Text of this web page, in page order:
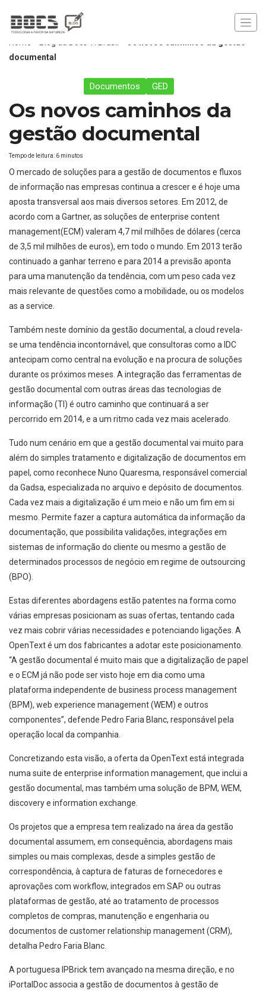
documental
Documentos GED
Os novos caminhos da
gestão documental
Tempo de leitura: 6 minutos
O mercado de soluções para a gestão de documentos e fluxos
de informação nas empresas continua a crescer e é hoje uma
aposta transversal aos mais diversos setores. Em 2012, de
acordo com a Gartner, as soluções de enterprise content
management(ECM) valeram 4,7 mil milhões de dólares (cerca
de 3,5 mil milhões de euros), em todo o mundo. Em 2013 terão
continuado a ganhar terreno e para 2014 a previsão aponta
para uma manutenção da tendência, com um peso cada vez
mais relevante de questões como a mobilidade, ou os modelos
as a service.
Também neste domínio da gestão documental, a cloud revela-
se uma tendência incontornável, que consultoras como a IDC
antecipam como central na evolução e na procura de soluções
durante os próximos meses. A integração das ferramentas de
gestão documental com outras áreas das tecnologias de
informação (TI) é outro caminho que continuará a ser
percorrido em 2014, e a um ritmo cada vez mais acelerado.
Tudo num cenário em que a gestão documental vai muito para
além do simples tratamento e digitalização de documentos em
papel, como reconhece Nuno Quaresma, responsável comercial
da Gadsa, especializada no arquivo e depósito de documentos.
Cada vez mais a digitalização é um meio e não um fim em si
mesmo. Permite fazer a captura automática da informação da
documentação, que possibilita validações, integrações em
sistemas de informação do cliente ou mesmo a gestão de
determinados processos de negócio em regime de outsourcing
(BPO).
Estas diferentes abordagens estão patentes na forma como
várias empresas posicionam as suas ofertas, tentando cada
vez mais cobrir várias necessidades e potenciando ligações. A
OpenText é um dos fabricantes a adotar este posicionamento.
“A gestão documental é muito mais que a digitalização de papel
e o ECM já não pode ser visto hoje em dia como uma
plataforma independente de business process management
(BPM), web experience management (WEM) e outros
componentes”, defende Pedro Faria Blanc, responsável pela
operação local da companhia.
Concretizando esta visão, a oferta da OpenText está integrada
numa suite de enterprise information management, que inclui a
gestão documental, mas também uma solução de BPM, WEM,
discovery e information exchange.
Os projetos que a empresa tem realizado na área da gestão
documental assumem, em consequência, abordagens mais
simples ou mais complexas, desde a simples gestão de
correspondência, à captura de faturas de fornecedores e
aprovações com workflow, integrados em SAP ou outras
plataformas de gestão, até ao tratamento de processos
completos de compras, manutenção e engenharia ou
documentos de customer relationship management (CRM),
detalha Pedro Faria Blanc.
A portuguesa IPBrick tem avançado na mesma direção, e no
iPortalDoc associa a gestão de documentos à gestão de